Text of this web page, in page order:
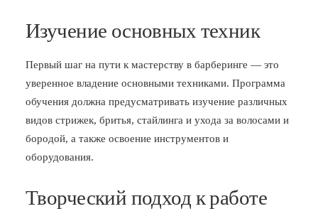
Изучение основных техник
Первый шаг на пути к мастерству в барберинге — это
уверенное владение основными техниками. Программа
обучения должна предусматривать изучение различных
видов стрижек, бритья, стайлинга и ухода за волосами и
бородой, а также освоение инструментов и
оборудования.
Творческий подход к работе